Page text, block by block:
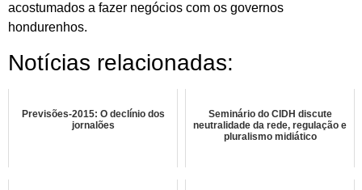
acostumados a fazer negócios com os governos
hondurenhos.
Notícias relacionadas:
Previsões-2015: O declínio dos
jornalões
Seminário do CIDH discute
neutralidade da rede, regulação e
pluralismo midiático